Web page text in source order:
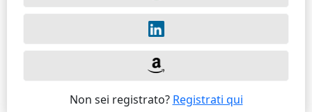
Non sei registrato? Registrati qui